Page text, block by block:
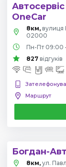
Автосервіс
OneCar
8км, вулиця
02000
Пн-Пт 09:00
827 відгуків
Маршрут
Богдан-
8км, ул.